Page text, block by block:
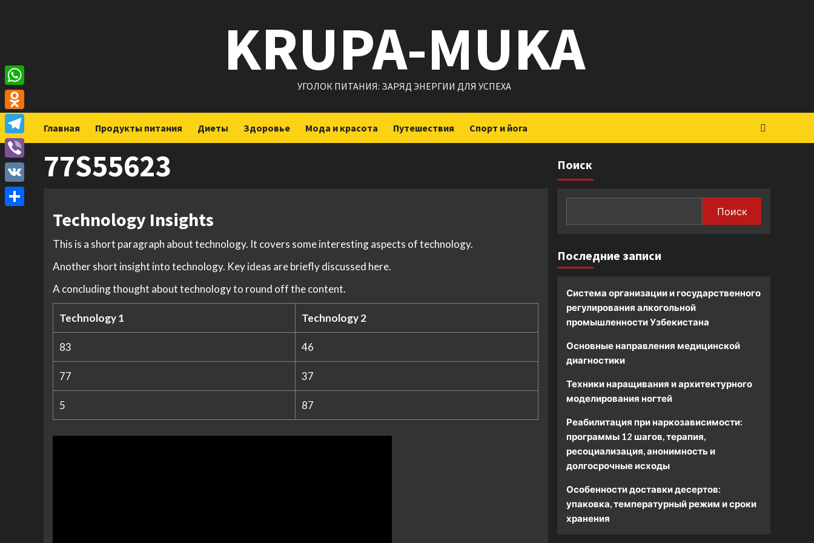
KRUPA-MUKA
УГОЛОК ПИТАНИЯ: ЗАРЯД ЭНЕРГИИ ДЛЯ УСПЕХА
Главная Продукты питания Диеты Здоровье Мода и красота Путешествия Спорт и йога
77S55623
Technology Insights
This is a short paragraph about technology. It covers some interesting aspects of technology.
Another short insight into technology. Key ideas are briefly discussed here.
A concluding thought about technology to round off the content.
Technology 1 Technology 2
83 46
77 37
5 87
Поиск
Поиск
Последние записи
Система организации и государственного
регулирования алкогольной
промышленности Узбекистана
Основные направления медицинской
диагностики
Техники наращивания и архитектурного
моделирования ногтей
Реабилитация при наркозависимости:
программы 12 шагов, терапия,
ресоциализация, анонимность и
долгосрочные исходы
Особенности доставки десертов:
упаковка, температурный режим и сроки
хранения
WhatsApp
Odnoklassniki
Telegram
Viber
VK
Отправить